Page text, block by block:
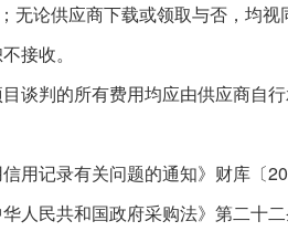
无论供应商下载或领取与否，均
接收。
谈判的所有费用均应由供应商自行
用记录有关问题的通知》财库〔
人民共和国政府采购法》第二十